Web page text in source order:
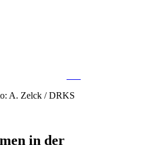
A. Zelck / DRKS
in der